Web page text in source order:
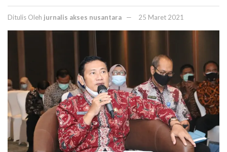
Ditulis Oleh jurnalis akses nusantara 25 Maret 2021